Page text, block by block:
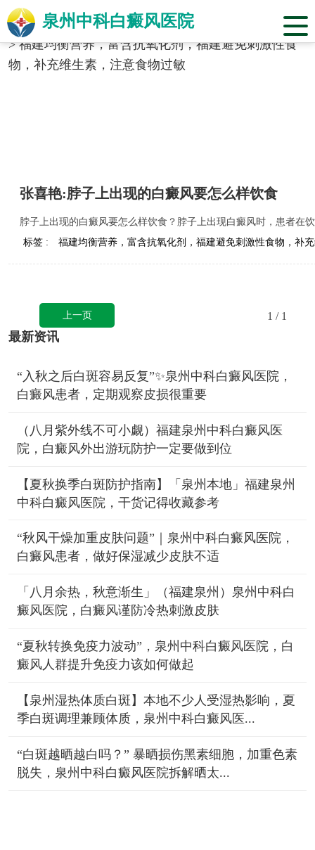
泉州中科白癜风医院
当前位置：福建省泉州市中科白癜风医院
标签合辑
>福建均衡营养，富含抗氧化剂，福建避免刺激性食
物，补充维生素，注意食物过敏
张喜艳:脖子上出现的白癜风要怎么样饮食
脖子上出现的白癜风要怎么样饮食？脖子上出现白癜风时，患者在
标签 :
福建均衡营养，富含抗氧化剂，福建避免刺激性食物，补
上一页 1 / 1
最新资讯
“入秋之后白斑容易反复”✨泉州中科白癜风医院，
白癜风患者，定期观察皮损很重要
（八月紫外线不可小觑）福建泉州中科白癜风医
院，白癜风外出游玩防护一定要做到位
【夏秋换季白斑防护指南】「泉州本地」福建泉州
中科白癜风医院，干货记得收藏参考
“秋风干燥加重皮肤问题”｜泉州中科白癜风医院，
白癜风患者，做好保湿减少皮肤不适
「八月余热，秋意渐生」（福建泉州）泉州中科白
癜风医院，白癜风谨防冷热刺激皮肤
“夏秋转换免疫力波动”，泉州中科白癜风医院，白
癜风人群提升免疫力该如何做起
【泉州湿热体质白斑】本地不少人受湿热影响，夏
季白斑调理兼顾体质，泉州中科白癜风医...
“白斑越晒越白吗？” 暴晒损伤黑素细胞，加重色素
脱失，泉州中科白癜风医院拆解晒太...